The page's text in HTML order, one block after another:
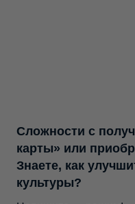
Сложности с
карты» или
Знаете, как
культуры?